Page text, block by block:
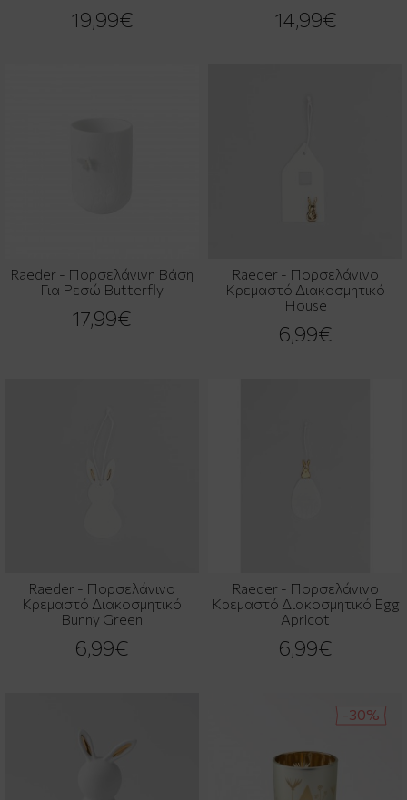
19,99€ 14,99€
Raeder - Πορσελάνινη Βάση
Για Ρεσώ Butterfly
17,99€
Raeder - Πορσελάνινο
Κρεμαστό Διακοσμητικό
House
6,99€
Raeder - Πορσελάνινο
Κρεμαστό Διακοσμητικό
Bunny Green
6,99€
Raeder - Πορσελάνινο
Κρεμαστό Διακοσμητικό Egg
Apricot
6,99€
-30%